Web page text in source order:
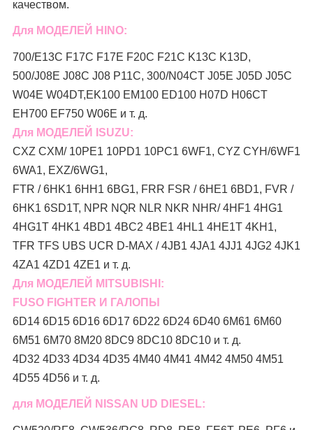
качеством.
Для МОДЕЛЕЙ HINO:
700/E13C F17C F17E F20C F21C K13C K13D,
500/J08E J08C J08 P11C, 300/N04CT J05E J05D J05C
W04E W04DT,EK100 EM100 ED100 H07D H06CT
EH700 EF750 W06E и т. д.
Для МОДЕЛЕЙ ISUZU:
CXZ CXM/ 10PE1 10PD1 10PC1 6WF1, CYZ CYH/6WF1
6WA1, EXZ/6WG1,
FTR / 6HK1 6HH1 6BG1, FRR FSR / 6HE1 6BD1, FVR /
6HK1 6SD1T, NPR NQR NLR NKR NHR/ 4HF1 4HG1
4HG1T 4HK1 4BD1 4BC2 4BE1 4HL1 4HE1T 4KH1,
TFR TFS UBS UCR D-MAX / 4JB1 4JA1 4JJ1 4JG2 4JK1
4ZA1 4ZD1 4ZE1 и т. д.
Для МОДЕЛЕЙ MITSUBISHI:
FUSO FIGHTER И ГАЛОПЫ
6D14 6D15 6D16 6D17 6D22 6D24 6D40 6M61 6M60
6M51 6M70 8M20 8DC9 8DC10 8DC10 и т. д.
4D32 4D33 4D34 4D35 4M40 4M41 4M42 4M50 4M51
4D55 4D56 и т. д.
для МОДЕЛЕЙ NISSAN UD DIESEL: